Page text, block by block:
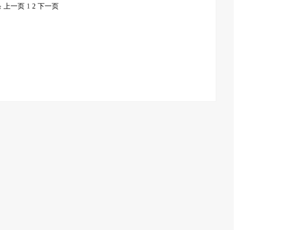
上一页 1 2 下一页